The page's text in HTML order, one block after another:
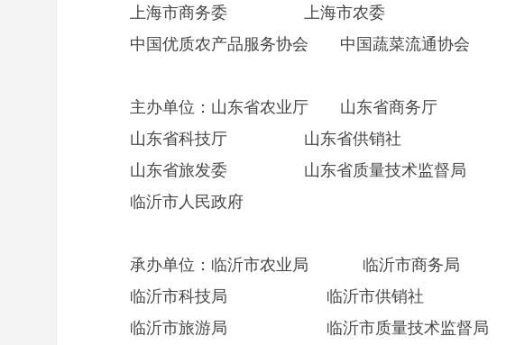
上海市商务委 上海市农委
中国优质农产品服务协会 中国蔬菜流通协会
主办单位：山东省农业厅 山东省商务厅
山东省科技厅 山东省供销社
山东省旅发委 山东省质量技术监督局
临沂市人民政府
承办单位：临沂市农业局 临沂市商务局
临沂市科技局 临沂市供销社
临沂市旅游局 临沂市质量技术监督局